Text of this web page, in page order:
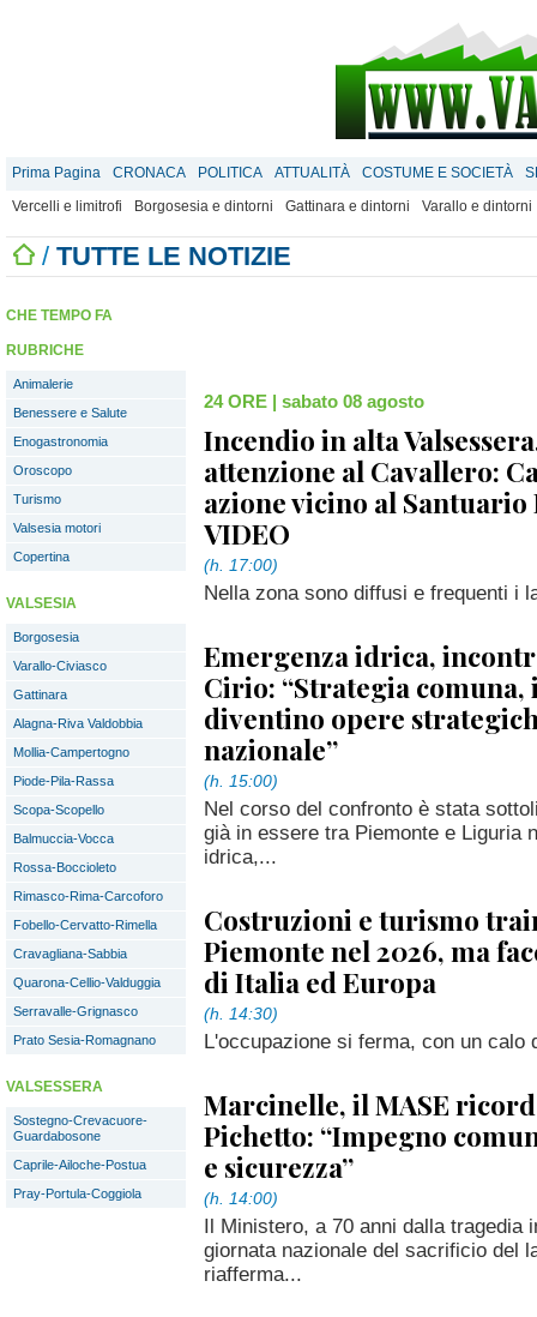
Prima Pagina CRONACA POLITICA ATTUALITÀ COSTUME E SOCIETÀ
Vercelli e limitrofi
Borgosesia e dintorni Gattinara e dintorni Varallo e dintorni
/ TUTTE LE NOTIZIE
CHE TEMPO FA
RUBRICHE
Animalerie
Benessere e Salute
Enogastronomia
Oroscopo
Turismo
Valsesia motori
Copertina
VALSESIA
Borgosesia
Varallo-Civiasco
Gattinara
Alagna-Riva Valdobbia
Mollia-Campertogno
Piode-Pila-Rassa
Scopa-Scopello
Balmuccia-Vocca
Rossa-Boccioleto
Rimasco-Rima-Carcoforo
Fobello-Cervatto-Rimella
Cravagliana-Sabbia
Quarona-Cellio-Valduggia
Serravalle-Grignasco
Prato Sesia-Romagnano
VALSESSERA
Sostegno-Crevacuore-
Guardabosone
Caprile-Ailoche-Postua
Pray-Portula-Coggiola
24 ORE | sabato 08 agosto
Incendio in alta
attenzione al Cavallero:
azione vicino al Santuario
VIDEO
(h. 17:00)
Nella zona sono diffusi e frequenti i
Emergenza idrica,
Cirio: “Strategia comuna,
diventino opere
nazionale”
(h. 15:00)
Nel corso del confronto è stata
già in essere tra Piemonte e Liguria
idrica,...
Costruzioni e turismo
Piemonte nel 2026, ma
di Italia ed Europa
(h. 14:30)
L'occupazione si ferma, con un calo
Marcinelle, il MASE
Pichetto: “Impegno
e sicurezza”
(h. 14:00)
Il Ministero, a 70 anni dalla tragedia
giornata nazionale del sacrificio del
riafferma...